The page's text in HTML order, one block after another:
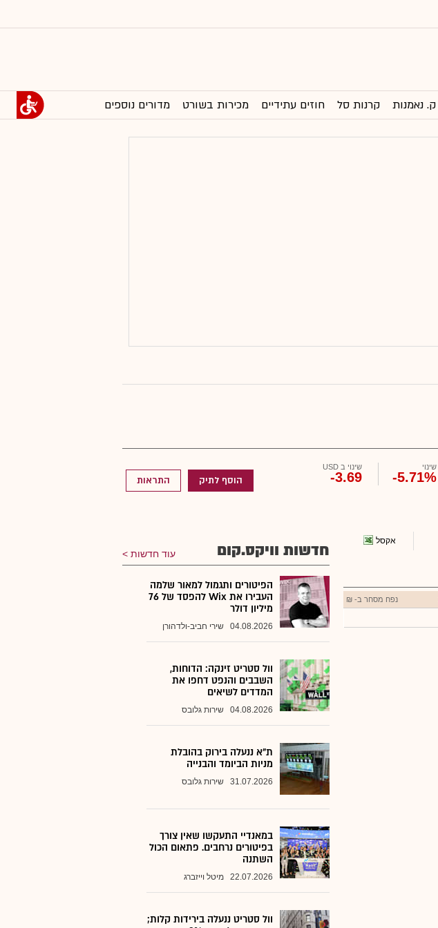
ק. נאמנות קרנות סל חוזים עתידיים מכירות בשורט מדורים נוספים
שינוי
-5.71%
שינוי ב USD
-3.69 הוסף לתיק התראות
אקסל
נפח מסחר ב- ₪
חדשות וויקס.קום עוד חדשות
הפיטורים ותגמול למאור שלמה
העבירו את Wix להפסד של 76
מיליון דולר
04.08.2026 שירי חביב-ולדהורן
וול סטריט זינקה: הדוחות,
השבבים והנפט דחפו את
המדדים לשיאים
04.08.2026 שירות גלובס
ת"א ננעלה בירוק בהובלת
מניות הביומד והבנייה
31.07.2026 שירות גלובס
במאנדיי התעקשו שאין צורך
בפיטורים נרחבים. פתאום הכול
השתנה
22.07.2026 מיטל וייזברג
וול סטריט ננעלה בירידות קלות;